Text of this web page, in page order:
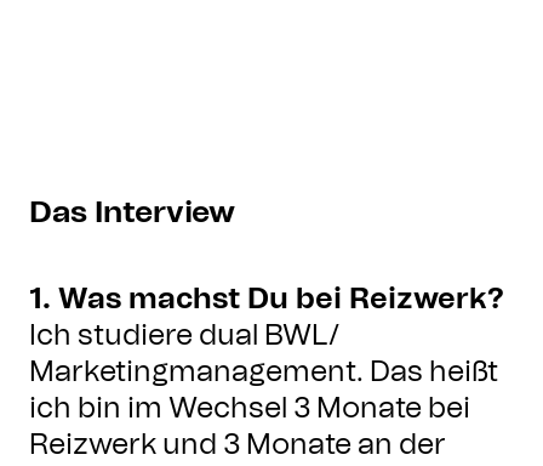
Das Interview
1. Was machst Du bei Reizwerk?
Ich studiere dual BWL/
Marketingmanagement. Das heißt
ich bin im Wechsel 3 Monate bei
Reizwerk und 3 Monate an der